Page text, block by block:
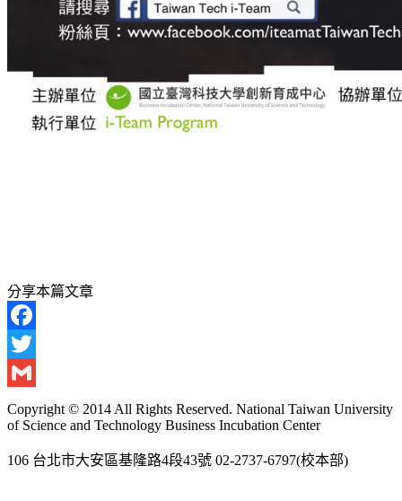
分享本篇文章
Facebook
Twitter
Gmail
Copyright © 2014 All Rights Reserved. National Taiwan University
of Science and Technology Business Incubation Center
106 台北市大安區基隆路4段43號 02-2737-6797(校本部)